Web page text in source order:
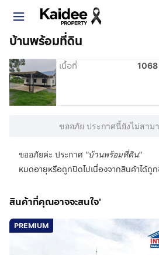
บ้านพร้อมที่ดิน
เนื้อที่ 1068
ขออภัย ประกาศนี้ยังไม่สาม
ขออภัยค่ะ ประกาศ "บ้านพร้อมที่ดิน"
หมดอายุหรือถูกปิดไปเนื่องจากสินค้าได้ถู
สินค้าที่คุณอาจจะสนใจ'
PREMIUM